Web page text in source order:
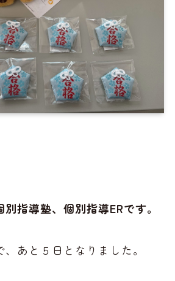
指導塾、個別指導ERです。
あと５日となりました。